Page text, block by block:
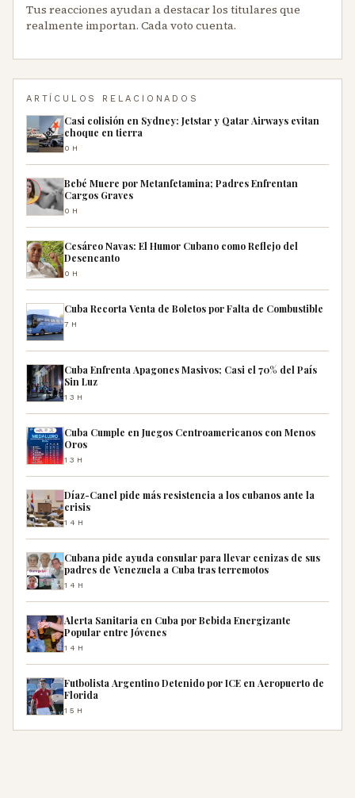
Tus reacciones ayudan a destacar los titulares que
realmente importan. Cada voto cuenta.
ARTÍCULOS RELACIONADOS
Casi colisión en Sydney: Jetstar y Qatar Airways evitan
choque en tierra
0H
Bebé Muere por Metanfetamina; Padres Enfrentan
Cargos Graves
0H
Cesáreo Navas: El Humor Cubano como Reflejo del
Desencanto
0H
Cuba Recorta Venta de Boletos por Falta de Combustible
7H
Cuba Enfrenta Apagones Masivos; Casi el 70% del País
Sin Luz
13H
Cuba Cumple en Juegos Centroamericanos con Menos
Oros
13H
Díaz-Canel pide más resistencia a los cubanos ante la
crisis
14H
Cubana pide ayuda consular para llevar cenizas de sus
padres de Venezuela a Cuba tras terremotos
14H
Alerta Sanitaria en Cuba por Bebida Energizante
Popular entre Jóvenes
14H
Futbolista Argentino Detenido por ICE en Aeropuerto de
Florida
15H